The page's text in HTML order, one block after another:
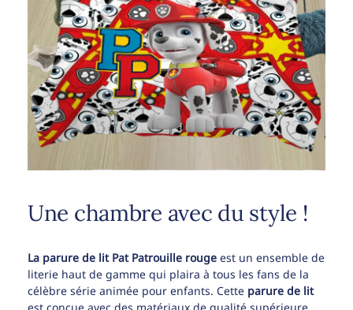
Une chambre avec du style !
La parure de lit Pat Patrouille rouge est un ensemble de
literie haut de gamme qui plaira à tous les fans de la
célèbre série animée pour enfants. Cette parure de lit
est conçue avec des matériaux de qualité supérieure,